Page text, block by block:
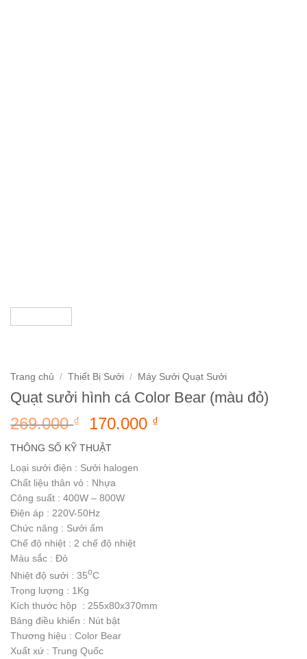
Trang chủ / Thiết Bị Sưởi / Máy Sưởi Quạt Sưởi
Quạt sưởi hình cá Color Bear (màu đỏ)
269.000₫
Giá
gốc
là:
269.000 ₫.
170.000 ₫
THÔNG SỐ KỸ THUẬT
Loại sưởi điện : Sưởi halogen
Chất liệu thân vỏ : Nhựa
Công suất : 400W – 800W
Điện áp : 220V-50Hz
Chức năng : Sưởi ấm
Chế độ nhiệt : 2 chế độ nhiệt
Màu sắc : Đỏ
Nhiệt độ sưởi : 35oC
Trọng lượng : 1Kg
Kích thước hộp : 255x80x370mm
Bảng điều khiển : Nút bật
Thương hiệu : Color Bear
Xuất xứ : Trung Quốc